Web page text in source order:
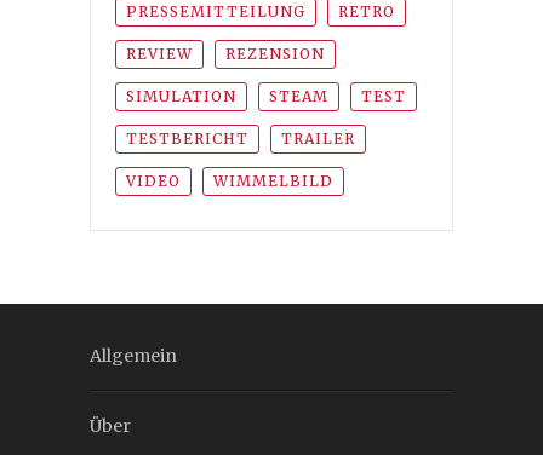
PRESSEMITTEILUNG RETRO
REVIEW REZENSION
SIMULATION STEAM TEST
TESTBERICHT TRAILER
VIDEO WIMMELBILD
Allgemein
Über